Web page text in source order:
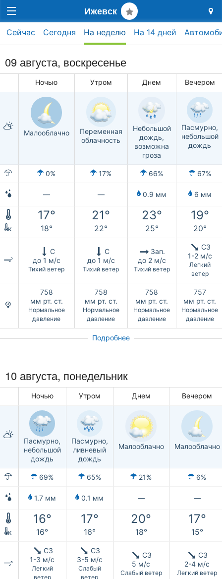
Ижевск
Сейчас Сегодня На неделю На 14 дней
09 августа, воскресенье
Ночью Утром Днем Вечером
Малооблачно
Переменная
облачность
Небольшой
дождь,
возможна
гроза
Пасмурно,
небольшой
дождь
0% 17% 66% 67%
— — 0.9 мм 6 мм
17° 21° 23° 19°
к 18° 22° 25° 20°
С
до 1 м/с
Тихий ветер
С
до 1 м/с
Тихий ветер
Зап.
до 2 м/с
Тихий ветер
СЗ
1-2 м/с
Легкий
ветер
758
мм рт. ст.
Нормальное
давление
758
мм рт. ст.
Нормальное
давление
758
мм рт. ст.
Нормальное
давление
757
мм рт. ст.
Нормальное
давление
Подробнее
10 августа, понедельник
Ночью Утром Днем Вечером
Пасмурно,
небольшой
дождь
Пасмурно,
ливневый
дождь
Малооблачно Малооблачно
69% 65% 21% 6%
1.7 мм 0.1 мм — —
16° 17° 20° 17°
к 16° 16° 18° 15°
СЗ
1-3 м/с
Легкий
ветер
СЗ
3-5 м/с
Слабый
ветер
СЗ
5 м/с
Слабый ветер
СЗ
2-4 м/с
Легкий ветер